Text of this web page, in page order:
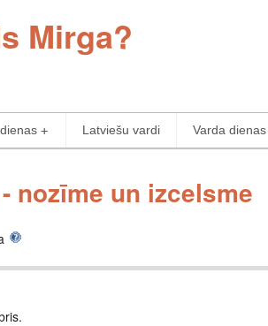
Mirga?
Latviešu vardi Varda dienas
nozīme un izcelsme